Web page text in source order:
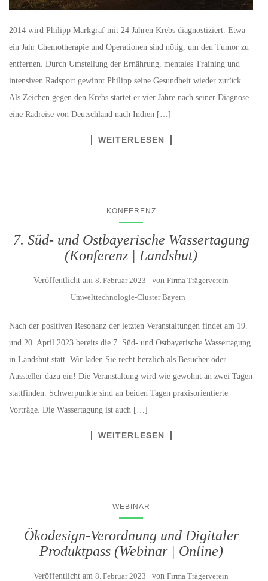
2014 wird Philipp Markgraf mit 24 Jahren Krebs diagnostiziert. Etwa
ein Jahr Chemotherapie und Operationen sind nötig, um den Tumor zu
entfernen. Durch Umstellung der Ernährung, mentales Training und
intensiven Radsport gewinnt Philipp seine Gesundheit wieder zurück.
Als Zeichen gegen den Krebs startet er vier Jahre nach seiner Diagnose
eine Radreise von Deutschland nach Indien […]
WEITERLESEN
KONFERENZ
7. Süd- und Ostbayerische Wassertagung
(Konferenz | Landshut)
Veröffentlicht am 8. Februar 2023 von Firma Trägerverein
Umwelttechnologie-Cluster Bayern
Nach der positiven Resonanz der letzten Veranstaltungen findet am 19.
und 20. April 2023 bereits die 7. Süd- und Ostbayerische Wassertagung
in Landshut statt. Wir laden Sie recht herzlich als Besucher oder
Aussteller dazu ein! Die Veranstaltung wird wie gewohnt an zwei Tagen
stattfinden. Schwerpunkte sind an beiden Tagen praxisorientierte
Vorträge. Die Wassertagung ist auch […]
WEITERLESEN
WEBINAR
Ökodesign-Verordnung und Digitaler
Produktpass (Webinar | Online)
Veröffentlicht am 8. Februar 2023 von Firma Trägerverein